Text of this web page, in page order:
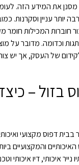
את המידע הזה.
יותר עניין וסקרנות.
חוברות המכילות חומר
וכדומה. מדובר על
של העסק, אך יש
בזול –
דפוס מקצועי
והמקצועיים
נייר איכותי, דיו איכותי